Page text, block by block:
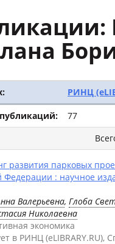
РИНЦ
77
развития парковых
Федерации : научное
Валерьевна, Глоба
Николаевна
экономика
в РИНЦ (eLIBRARY.RU),